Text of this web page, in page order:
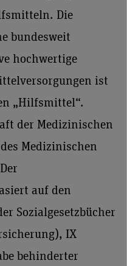
Die
bundesweit
hochwertige
ist
„Hilfsmittel“.
der Medizinischen
Medizinischen
auf den
Sozialgesetzbücher
IX
behinderter